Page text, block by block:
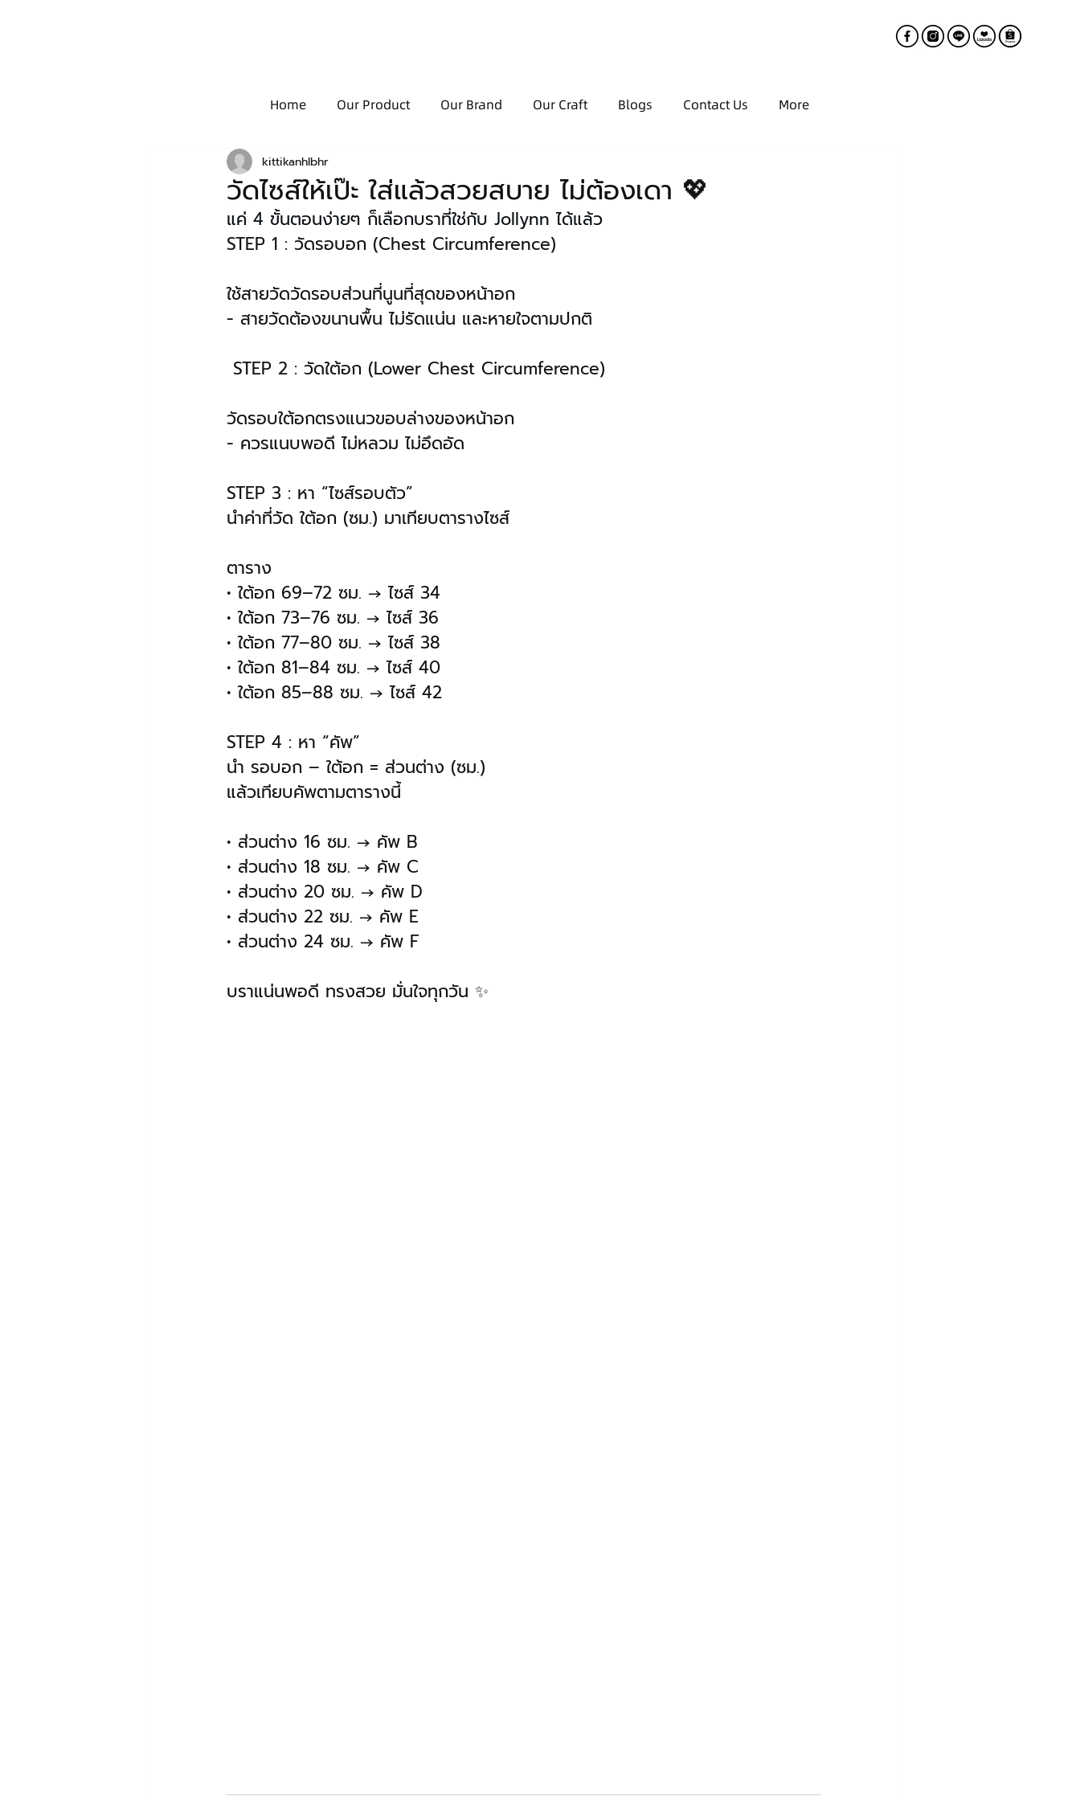
Home Our Product Our Brand Our Craft Blogs Contact Us More
วัดไซส์ให้เป๊ะ ใส่แล้วสวยสบาย ไม่ต้องเดา 💖
kittikanhlbhr
แค่ 4 ขั้นตอนง่ายๆ ก็เลือกบราที่ใช่กับ Jollynn ได้แล้ว
STEP 1 : วัดรอบอก (Chest Circumference)
ใช้สายวัดวัดรอบส่วนที่นูนที่สุดของหน้าอก
- สายวัดต้องขนานพื้น ไม่รัดแน่น และหายใจตามปกติ
STEP 2 : วัดใต้อก (Lower Chest Circumference)
วัดรอบใต้อกตรงแนวขอบล่างของหน้าอก
- ควรแนบพอดี ไม่หลวม ไม่อึดอัด
STEP 3 : หา “ไซส์รอบตัว”
นำค่าที่วัด ใต้อก (ซม.) มาเทียบตารางไซส์
ตาราง
• ใต้อก 69–72 ซม. → ไซส์ 34
• ใต้อก 73–76 ซม. → ไซส์ 36
• ใต้อก 77–80 ซม. → ไซส์ 38
• ใต้อก 81–84 ซม. → ไซส์ 40
• ใต้อก 85–88 ซม. → ไซส์ 42
STEP 4 : หา “คัพ”
นำ รอบอก – ใต้อก = ส่วนต่าง (ซม.)
แล้วเทียบคัพตามตารางนี้
• ส่วนต่าง 16 ซม. → คัพ B
• ส่วนต่าง 18 ซม. → คัพ C
• ส่วนต่าง 20 ซม. → คัพ D
• ส่วนต่าง 22 ซม. → คัพ E
• ส่วนต่าง 24 ซม. → คัพ F
บราแน่นพอดี ทรงสวย มั่นใจทุกวัน ✨